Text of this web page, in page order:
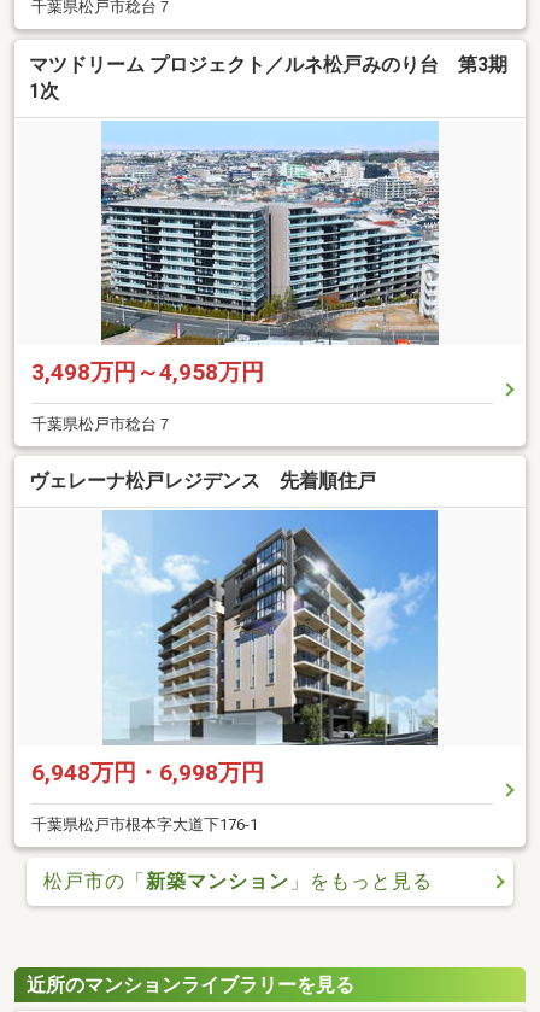
千葉県松戸市稔台７
マツドリーム プロジェクト／ルネ松戸みのり台 第3期
1次
3,498万円～4,958万円
千葉県松戸市稔台７
ヴェレーナ松戸レジデンス 先着順住戸
6,948万円・6,998万円
千葉県松戸市根本字大道下176-1
松戸市の「新築マンション 」をもっと見る
近所のマンションライブラリーを見る